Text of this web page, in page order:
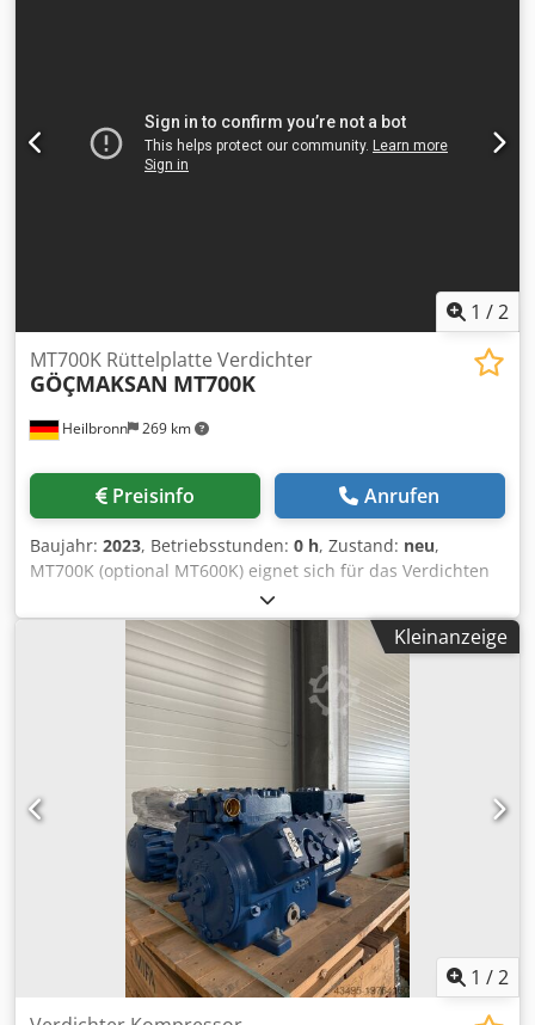
1 /2
Heilbronn 269 km
MT700K Rüttelplatte Verdichter
GÖÇMAKSAN MT700K
Preisinfo Anrufen
Baujahr: 2023, Betriebsstunden: 0 h, Zustand: neu,
MT700K (optional MT600K) eignet sich für das Verdichten
des Bodens. Produktinformationen: - Motor: Honda GX270
| GX200 - Leistung: 9 hp (Benzin) | 6,5 hp (Benzin) -
Hubraum: 270 cm³ | 196 cm³ - Plattengröße: 700mm x
500mm | 600mm x 400mm - Länge (geöffnetem Arm): 1570
mm | 1460 mm - Länge (geschlossenem Arm): 990 mm |
860 mm - Breite: 500 mm | 420 mm - Höhe (geöffnetem
Arm): 950 mm | 850 mm - Höhe (geschlossenem Arm): 850
mm | 790 mm - Steigfähigkeit: 30% - Zentrifugalkraft: 30
kN | 20 kN Chedpfx Apjm Tipwe Aja - Vibrationsfrequenz:
90 Hz | 73 Hz - Kraftstoffverbrauch: 2,5 l/h | 1,7 l/h -
Kraftstoffinhalt: 6 l 3,6 l - Ölinhalt: 1,1 l | 0,6 l -
Nettogewicht: 130 kg | 103 kg Versand: Europaweit
(Selbstabholung ebenso möglich) Bei Rückfragen stehen
wir Ihnen gerne zur Verfügung!
Kleinanzeige
1 /2